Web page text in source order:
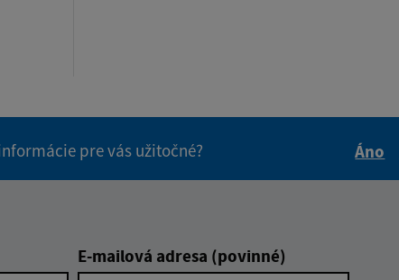
pre vás užitočné?
Áno
E-mailová adresa (povinné)